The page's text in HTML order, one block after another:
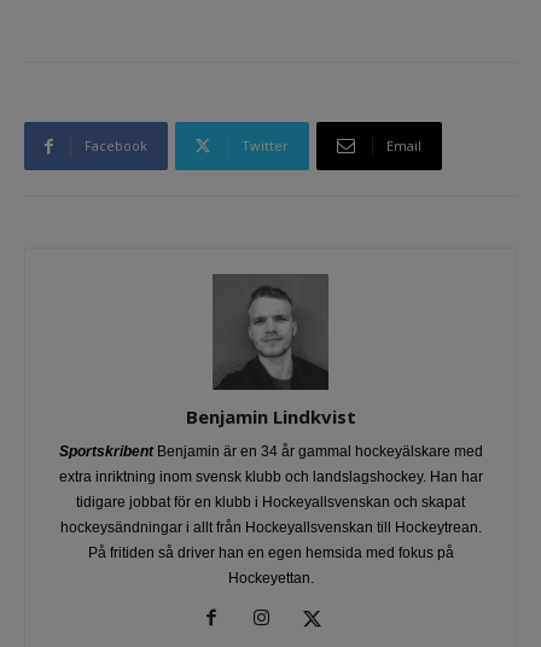
Facebook Twitter Email
Benjamin Lindkvist
SportskribentBenjamin är en 34 år gammal hockeyälskare med
extra inriktning inom svensk klubb och landslagshockey. Han har
tidigare jobbat för en klubb i Hockeyallsvenskan och skapat
hockeysändningar i allt från Hockeyallsvenskan till Hockeytrean.
På fritiden så driver han en egen hemsida med fokus på
Hockeyettan.